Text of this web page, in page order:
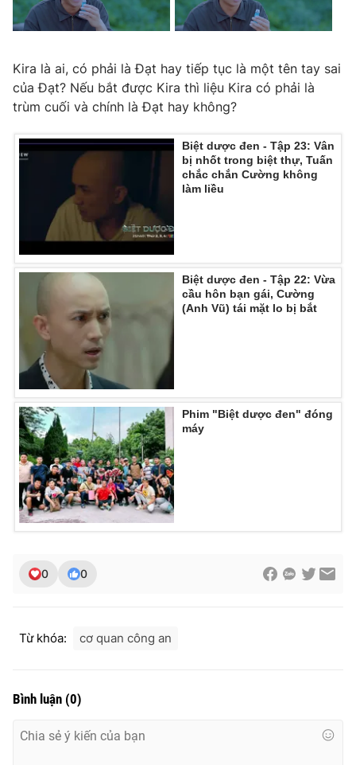
Kira là ai, có phải là Đạt hay tiếp tục là một tên tay sai
của Đạt? Nếu bắt được Kira thì liệu Kira có phải là
trùm cuối và chính là Đạt hay không?
Biệt dược đen - Tập 23: Vân
bị nhốt trong biệt thự, Tuấn
chắc chắn Cường không
làm liều
Biệt dược đen - Tập 22: Vừa
cầu hôn bạn gái, Cường
(Anh Vũ) tái mặt lo bị bắt
Phim "Biệt dược đen" đóng
máy
0 0
Từ khóa: cơ quan công an
Bình luận (0)